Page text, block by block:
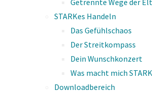
Getrennte Wege der
STARKes Handeln
Das Gefühlschaos
Der Streitkompass
Dein Wunschkonzert
Was macht mich
Downloadbereich
oder die Zu­hö­ren­de kann ei­ne Nach­richt
„Be­zie­hungs-Ohr“hö­ren, d. h. er
In­halt­sa­spek­te oder die
hört man nur die Aspek­te ei­ner